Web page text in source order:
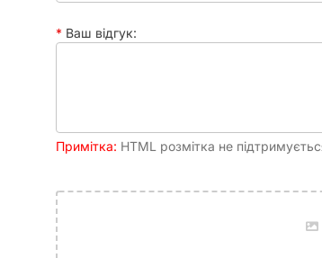
Ваш відгук:
Примітка: HTML розмітка не